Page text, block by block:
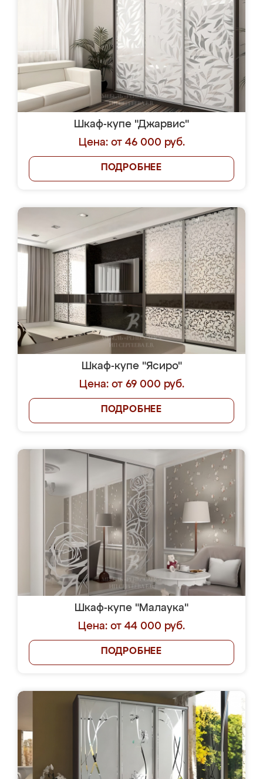
Шкаф-купе "Джарвис"
Цена: от 46 000 руб.
ПОДРОБНЕЕ
Шкаф-купе "Ясиро"
Цена: от 69 000 руб.
ПОДРОБНЕЕ
Шкаф-купе "Малаука"
Цена: от 44 000 руб.
ПОДРОБНЕЕ